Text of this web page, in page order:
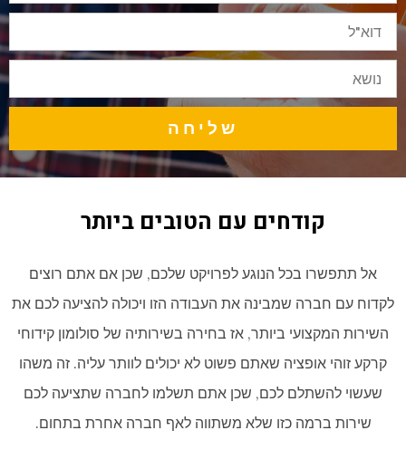
דוא"ל
נושא
שליחה
קודחים עם הטובים ביותר
אל תתפשרו בכל הנוגע לפרויקט שלכם, שכן אם אתם רוצים
לקדוח עם חברה שמבינה את העבודה הזו ויכולה להציעה לכם את
השירות המקצועי ביותר, אז בחירה בשירותיה של סולומון קידוחי
קרקע זוהי אופציה שאתם פשוט לא יכולים לוותר עליה. זה משהו
שעשוי להשתלם לכם, שכן אתם תשלמו לחברה שתציעה לכם
שירות ברמה כזו שלא משתווה לאף חברה אחרת בתחום.